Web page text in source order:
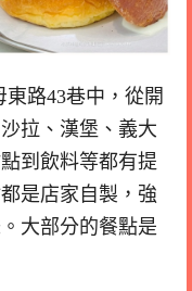
東路43巷中，從開
拉、漢堡、義大
到飲料等都有提
是店家自製，強
大部分的餐點是